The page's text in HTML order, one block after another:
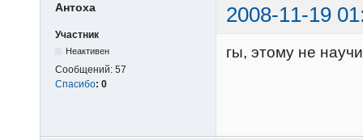
Антоха 2008-11-19
Участник
Неактивен
Сообщений: 57
Спасибо: 0
гы, этому не